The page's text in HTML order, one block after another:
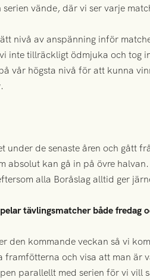
serien vände, där vi ser varje
nivå av anspänning inför
inte tillräckligt ödmjuka och tog
vår högsta nivå för att kunna
under de senaste åren och
absolut kan gå in på övre
alla Boråslag alltid ger
tävlingsmatcher både fredag
den kommande veckan så vi
framfötterna och visa att man
parallellt med serien för vi